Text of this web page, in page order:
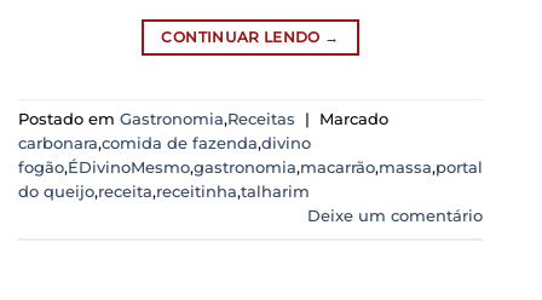
CONTINUAR LENDO →
Postado em Gastronomia,Receitas |
Marcado
carbonara,comida de fazenda,divino
fogão,ÉDivinoMesmo,gastronomia,macarrão,massa,portal
do queijo,receita,receitinha,talharim
Deixe um comentário